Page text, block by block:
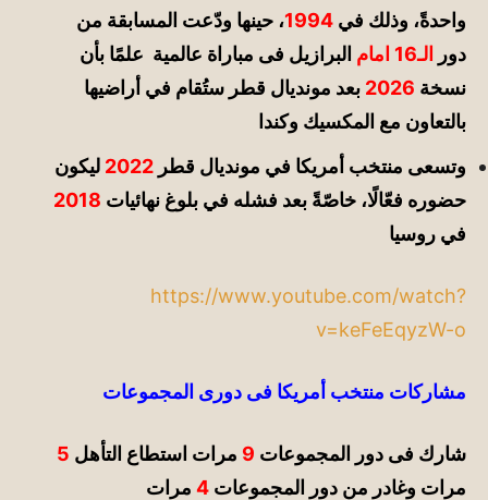
واحدةً، وذلك في 1994، حينها ودّعت المسابقة من
دور الـ16 امام البرازيل فى مباراة عالمية علمًا بأن
نسخة 2026 بعد مونديال قطر ستُقام في أراضيها
بالتعاون مع المكسيك وكندا
وتسعى منتخب أمريكا في مونديال قطر 2022 ليكون
حضوره فعّالًا، خاصّةً بعد فشله في بلوغ نهائيات 2018
في روسيا
https://www.youtube.com/watch?
v=keFeEqyzW-o
مشاركات منتخب أمريكا فى دورى المجموعات
شارك فى دور المجموعات مرات استطاع التأهل 5
مرات وغادر من دور المجموعات 4 مرات